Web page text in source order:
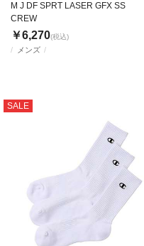
メンズ
M J DF SPRT LASER GFX SS
CREW
￥6,270(税込)
SALE